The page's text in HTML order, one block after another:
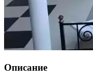
Описание